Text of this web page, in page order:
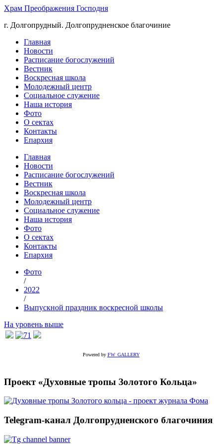
Храм Преображения Господня
г. Долгопрудный. Долгопрудненское благочиние
Главная
Новости
Расписание богослужений
Вестник
Воскресная школа
Молодежный центр
Социальное служение
Наша история
Фото
О сектах
Контакты
Епархия
Главная
Новости
Расписание богослужений
Вестник
Воскресная школа
Молодежный центр
Социальное служение
Наша история
Фото
О сектах
Контакты
Епархия
Фото
/
2022
/
Выпускной праздник воскресной школы
На уровень выше
Powered by FW_GALLERY
Проект «Духовные тропы Золотого Кольца»
Telegram-канал Долгопрудненского благочиния